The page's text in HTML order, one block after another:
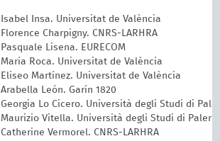
Isabel Insa. Universitat de València
Florence Charpigny. CNRS-LARHRA
Pasquale Lisena. EURECOM
María Roca. Universitat de València
Eliseo Martínez. Universitat de València
Arabella León. Garín 1820
Georgia Lo Cicero. Università degli Studi di
Maurizio Vitella. Università degli Studi di
Catherine Vermorel. CNRS-LARHRA